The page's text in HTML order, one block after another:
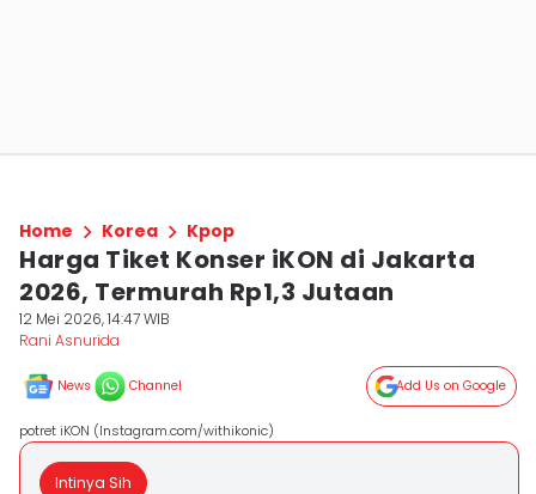
Home Korea Kpop
Harga Tiket Konser iKON di Jakarta
2026, Termurah Rp1,3 Jutaan
12 Mei 2026, 14:47 WIB
Rani Asnurida
News Channel Add Us on Google
potret iKON (Instagram.com/withikonic)
Intinya Sih